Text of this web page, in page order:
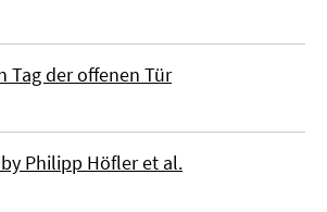
Tag der offenen Tür
Philipp Höfler et al.